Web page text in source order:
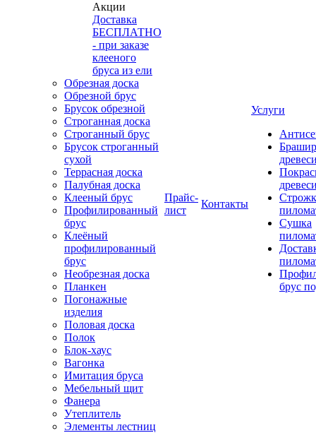
Акции
Доставка
БЕСПЛАТНО
- при заказе
клееного
бруса из ели
Обрезная доска
Обрезной брус
Брусок обрезной
Строганная доска
Строганный брус
Брусок строганный
сухой
Террасная доска
Палубная доска
Клееный брус
Профилированный
брус
Клеёный
профилированный
брус
Необрезная доска
Планкен
Погонажные
изделия
Половая доска
Полок
Блок-хаус
Вагонка
Имитация бруса
Мебельный щит
Фанера
Утеплитель
Элементы лестниц
Прайс-
лист
Контакты
Услуги
Сушка
брус